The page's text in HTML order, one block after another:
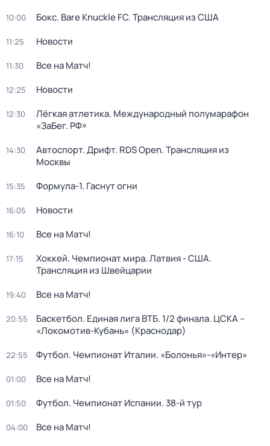
10:00 Бокс. Bare Knuckle FC. Трансляция из США
11:25 Новости
11:30 Все на Матч!
12:25 Новости
12:30
Лёгкая атлетика. Международный полумарафон
«ЗаБег. РФ»
14:30
Автоспорт. Дрифт. RDS Open. Трансляция из
Москвы
15:35 Формула-1. Гаснут огни
16:05 Новости
16:10 Все на Матч!
17:15
Хоккей. Чемпионат мира. Латвия - США.
Трансляция из Швейцарии
19:40 Все на Матч!
20:55
Баскетбол. Единая лига ВТБ. 1/2 финала. ЦСКА –
«Локомотив-Кубань» (Краснодар)
22:55 Футбол. Чемпионат Италии. «Болонья»-«Интер»
01:00 Все на Матч!
01:50 Футбол. Чемпионат Испании. 38-й тур
04:00 Все на Матч!